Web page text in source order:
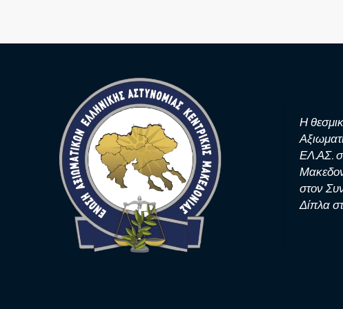
Η
ΕΛ.ΑΣ.
στον
Δίπλα